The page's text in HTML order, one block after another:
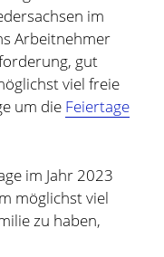
rss
email-
form
github
im
Arbeitnehmer
gut
viel freie
um die Feiertage
im Jahr 2023
möglichst viel
zu haben,